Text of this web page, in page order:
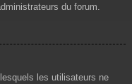
du forum.
les utilisateurs ne